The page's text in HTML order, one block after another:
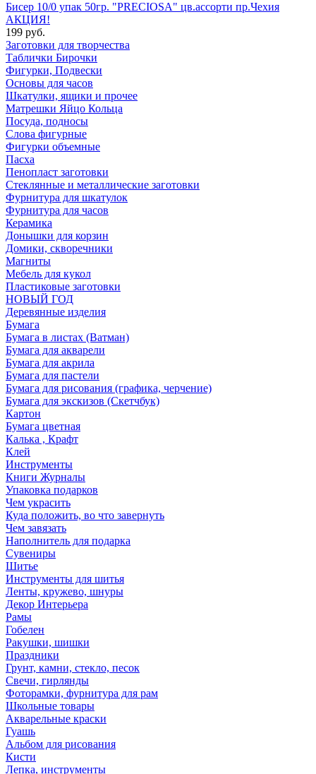
Бисер 10/0 упак 50гр. "PRECIOSA" цв.ассорти пр.Чехия
АКЦИЯ!
199 руб.
Заготовки для творчества
Таблички Бирочки
Фигурки, Подвески
Основы для часов
Шкатулки, ящики и прочее
Матрешки Яйцо Кольца
Посуда, подносы
Слова фигурные
Фигурки объемные
Пасха
Пенопласт заготовки
Стеклянные и металлические заготовки
Фурнитура для шкатулок
Фурнитура для часов
Керамика
Донышки для корзин
Домики, скворечники
Магниты
Мебель для кукол
Пластиковые заготовки
НОВЫЙ ГОД
Деревянные изделия
Бумага
Бумага в листах (Ватман)
Бумага для акварели
Бумага для акрила
Бумага для пастели
Бумага для рисования (графика, черчение)
Бумага для экскизов (Скетчбук)
Картон
Бумага цветная
Калька , Крафт
Клей
Инструменты
Книги Журналы
Упаковка подарков
Чем украсить
Куда положить, во что завернуть
Чем завязать
Наполнитель для подарка
Сувениры
Шитье
Инструменты для шитья
Ленты, кружево, шнуры
Декор Интерьера
Рамы
Гобелен
Ракушки, шишки
Праздники
Грунт, камни, стекло, песок
Свечи, гирлянды
Фоторамки, фурнитура для рам
Школьные товары
Акварельные краски
Гуашь
Альбом для рисования
Кисти
Лепка, инструменты